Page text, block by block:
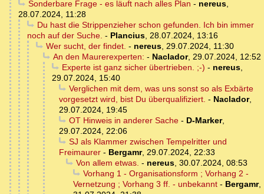
Sonderbare Frage - es läuft nach alles Plan - nereus,
28.07.2024, 11:28
Du hast die Strippenzieher schon gefunden. Ich bin immer
noch auf der Suche. - Plancius, 28.07.2024, 13:16
Wer sucht, der findet. - nereus, 29.07.2024, 11:30
An den Maurerexperten: - Naclador, 29.07.2024, 12:52
Experte ist ganz sicher übertrieben. ;-) - nereus,
29.07.2024, 15:40
Verglichen mit dem, was uns sonst so als Exbärte
vorgesetzt wird, bist Du überqualifiziert. - Naclador,
29.07.2024, 19:45
OT Hinweis in anderer Sache- D-Marker,
29.07.2024, 22:06
SJ als Klammer zwischen Tempelritter und
Freimaurer - Bergamr, 29.07.2024, 22:33
Von allem etwas. - nereus, 30.07.2024, 08:53
Vorhang 1 - Organisationsform ; Vorhang 2 -
Vernetzung ; Vorhang 3 ff. - unbekannt - Bergamr,